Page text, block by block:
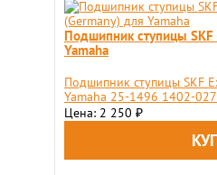
Подшипник ступицы
Yamaha
Подшипник ступицы SKF
Yamaha 25-1496 1402-
Цена: 2 250 ₽